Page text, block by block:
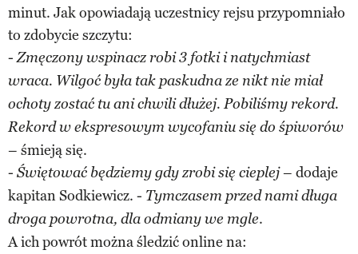
minut. Jak opowiadają uczestnicy rejsu przypomniało
to zdobycie szczytu:
-Zmęczony wspinacz robi 3 fotki i natychmiast
wraca. Wilgoć była tak paskudna ze nikt nie miał
ochoty zostać tu ani chwili dłużej. Pobiliśmy rekord.
Rekord w ekspresowym wycofaniu się do śpiworów
– śmieją się.
- Świętować będziemy gdy zrobi się cieplej– dodaje
kapitan Sodkiewicz. - Tymczasem przed nami długa
droga powrotna, dla odmiany we mgle.
A ich powrót można śledzić online na: